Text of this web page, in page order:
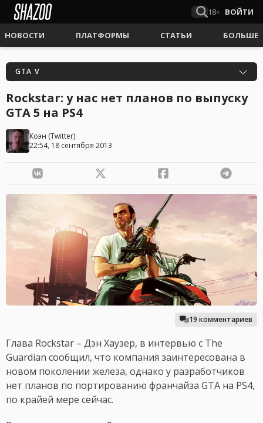
18+ ВОЙТИ
НОВОСТИ ПЛАТФОРМЫ СТАТЬИ БОЛЬШЕ
GTA V
Rockstar: у нас нет планов по выпуску
GTA 5 на PS4
Коэн (Twitter)
22:54, 18 сентября 2013
19 комментариев
Глава Rockstar – Дэн Хаузер, в интервью с The
Guardian сообщил, что компания заинтересована в
новом поколении железа, однако у разработчиков
нет планов по портированию франчайза GTA на PS4,
по крайей мере сейчас.